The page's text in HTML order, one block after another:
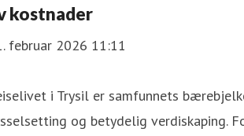
kostnader
februar 2026 11:11
i Trysil er samfunnets
og betydelig verdiskaping.